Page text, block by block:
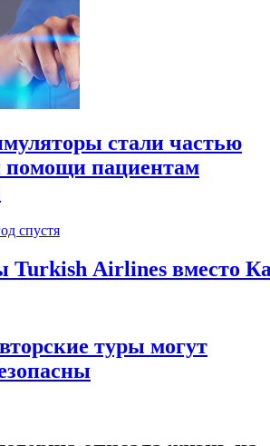
стали частью
помощи пациентам
спустя
Turkish Airlines вместо
туры могут